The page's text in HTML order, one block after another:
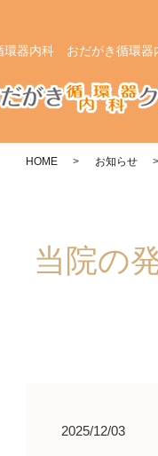
器内科 おだがき循環器
HOME お知らせ
当院の
2025/12/03